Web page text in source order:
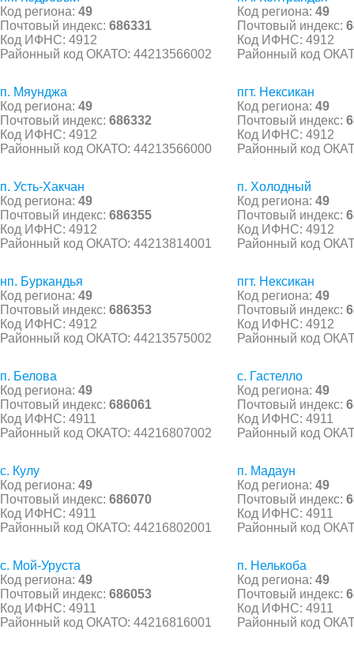
Код региона: 49
Почтовый индекс: 686331
Код ИФНС: 4912
Районный код ОКАТО: 44213566002
Код региона: 49
Почтовый индекс:
Код ИФНС: 4912
Районный код
п. Мяунджа
Код региона: 49
Почтовый индекс: 686332
Код ИФНС: 4912
Районный код ОКАТО: 44213566000
пгт. Нексикан
Код региона: 49
Почтовый индекс:
Код ИФНС: 4912
Районный код
п. Усть-Хакчан
Код региона: 49
Почтовый индекс: 686355
Код ИФНС: 4912
Районный код ОКАТО: 44213814001
п. Холодный
Код региона: 49
Почтовый индекс:
Код ИФНС: 4912
Районный код
нп. Буркандья
Код региона: 49
Почтовый индекс: 686353
Код ИФНС: 4912
Районный код ОКАТО: 44213575002
пгт. Нексикан
Код региона: 49
Почтовый индекс:
Код ИФНС: 4912
Районный код
п. Белова
Код региона: 49
Почтовый индекс: 686061
Код ИФНС: 4911
Районный код ОКАТО: 44216807002
с. Гастелло
Код региона: 49
Почтовый индекс:
Код ИФНС: 4911
Районный код
с. Кулу
Код региона: 49
Почтовый индекс: 686070
Код ИФНС: 4911
Районный код ОКАТО: 44216802001
п. Мадаун
Код региона: 49
Почтовый индекс:
Код ИФНС: 4911
Районный код
с. Мой-Уруста
Код региона: 49
Почтовый индекс: 686053
Код ИФНС: 4911
Районный код ОКАТО: 44216816001
п. Нелькоба
Код региона: 49
Почтовый индекс:
Код ИФНС: 4911
Районный код